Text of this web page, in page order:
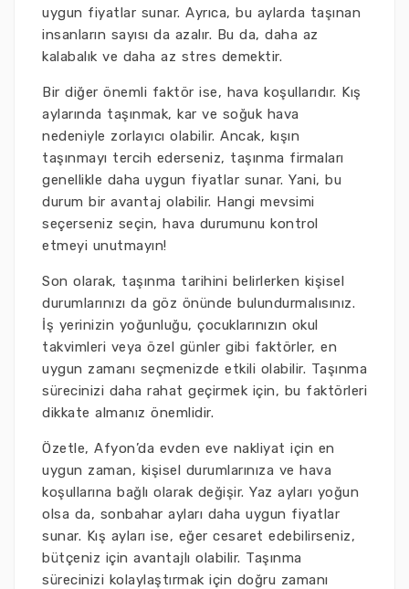
uygun fiyatlar sunar. Ayrıca, bu aylarda taşınan
insanların sayısı da azalır. Bu da, daha az
kalabalık ve daha az stres demektir.
Bir diğer önemli faktör ise, hava koşullarıdır. Kış
aylarında taşınmak, kar ve soğuk hava
nedeniyle zorlayıcı olabilir. Ancak, kışın
taşınmayı tercih ederseniz, taşınma firmaları
genellikle daha uygun fiyatlar sunar. Yani, bu
durum bir avantaj olabilir. Hangi mevsimi
seçerseniz seçin, hava durumunu kontrol
etmeyi unutmayın!
Son olarak, taşınma tarihini belirlerken kişisel
durumlarınızı da göz önünde bulundurmalısınız.
İş yerinizin yoğunluğu, çocuklarınızın okul
takvimleri veya özel günler gibi faktörler, en
uygun zamanı seçmenizde etkili olabilir. Taşınma
sürecinizi daha rahat geçirmek için, bu faktörleri
dikkate almanız önemlidir.
Özetle, Afyon’da evden eve nakliyat için en
uygun zaman, kişisel durumlarınıza ve hava
koşullarına bağlı olarak değişir. Yaz ayları yoğun
olsa da, sonbahar ayları daha uygun fiyatlar
sunar. Kış ayları ise, eğer cesaret edebilirseniz,
bütçeniz için avantajlı olabilir. Taşınma
sürecinizi kolaylaştırmak için doğru zamanı